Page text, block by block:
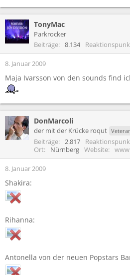
TonyMac
Parkrocker
Beiträge
8.134
8. Januar 2009
Maja Ivarsson von den sounds find
DonMarcoli
der mit der Krücke roqut
Beiträge 2.817
Ort
Nürnberg Website
8. Januar 2009
Shakira:
Rihanna:
Antonella von der neuen Popstars